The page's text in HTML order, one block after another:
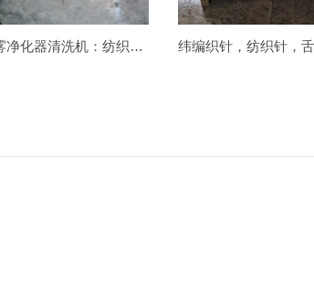
静电集尘烟雾净化器清洗机：纺织印染行业的安全与高效之选